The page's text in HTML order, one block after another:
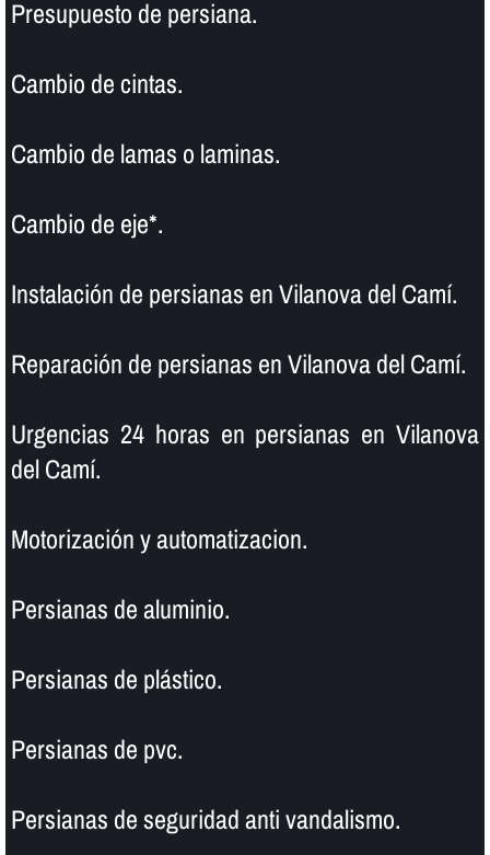
Presupuesto de persiana.
Cambio de cintas.
Cambio de lamas o laminas.
Cambio de eje*.
Instalación de persianas en Vilanova del Camí.
Reparación de persianas en Vilanova del Camí.
Urgencias 24 horas en persianas en Vilanova
del Camí.
Motorización y automatizacion.
Persianas de aluminio.
Persianas de plástico.
Persianas de pvc.
Persianas de seguridad anti vandalismo.